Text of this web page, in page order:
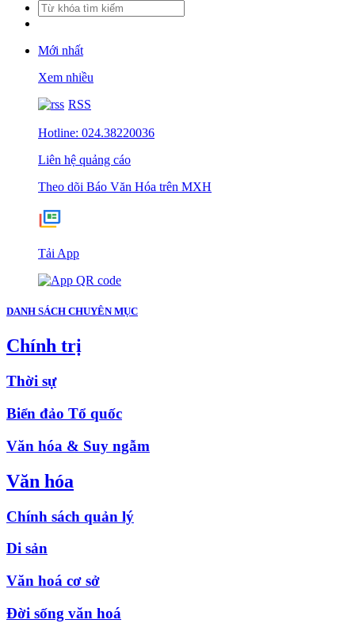
Mới nhất
Xem nhiều
RSS
Hotline: 024.38220036
Liên hệ quảng cáo
Theo dõi Báo Văn Hóa trên MXH
Tải App
DANH SÁCH CHUYÊN MỤC
Chính trị
Thời sự
Biển đảo Tổ quốc
Văn hóa & Suy ngẫm
Văn hóa
Chính sách quản lý
Di sản
Văn hoá cơ sở
Đời sống văn hoá